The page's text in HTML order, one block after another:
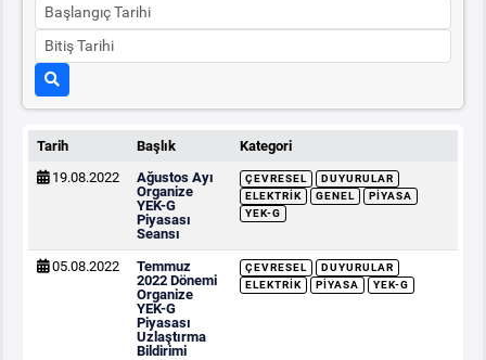
Tarih Başlık
Kategori
19.08.2022
Ağustos Ayı
Organize
YEK-G
Piyasası
Seansı
ÇEVRESEL
DUYURULAR
ELEKTRIK
GENEL
PIYASA
YEK-G
05.08.2022
Temmuz
2022 Dönemi
Organize
YEK-G
Piyasası
Uzlaştırma
Bildirimi
ÇEVRESEL
DUYURULAR
ELEKTRIK
PIYASA YEK-G